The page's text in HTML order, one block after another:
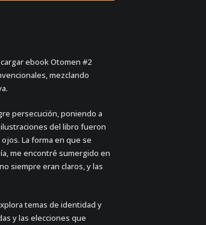
ebook Otomen #2
mezclando
persecución, poniendo a
del libro fueron
La forma en que se
me encontré sumergido en
siempre eran claros, y las
temas de identidad y
y las elecciones que